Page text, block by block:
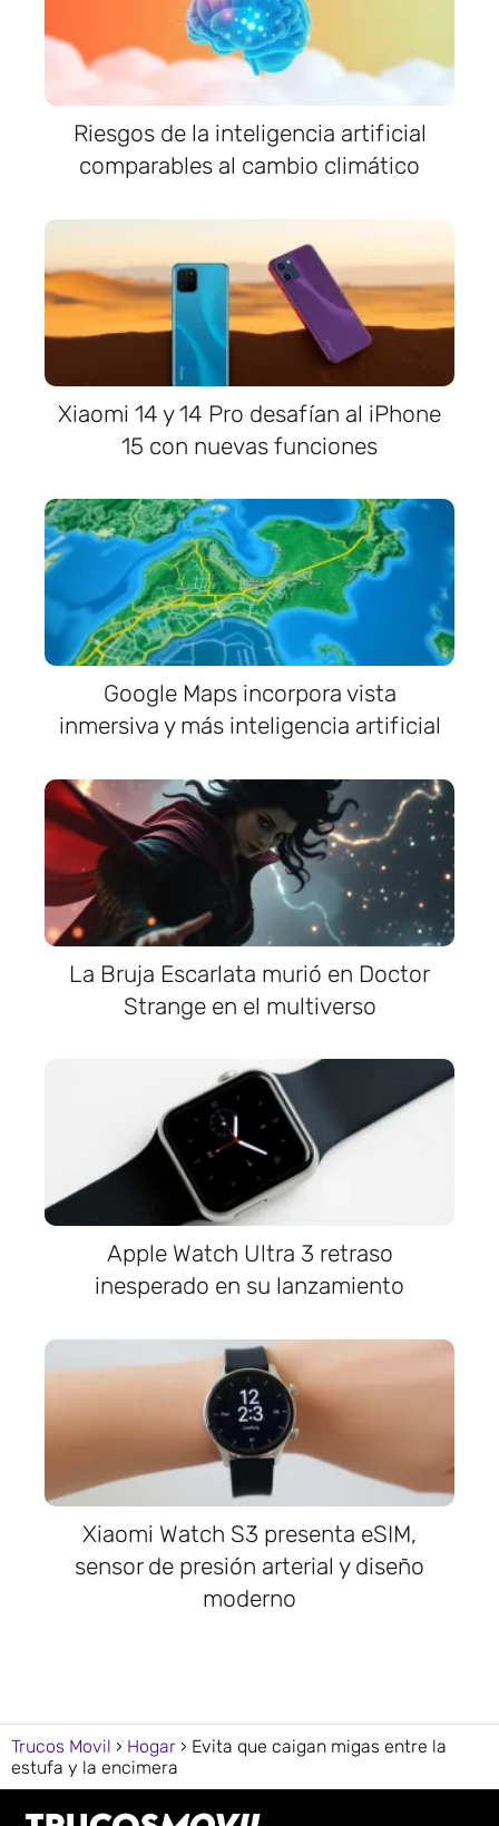
Riesgos de la inteligencia artificial
comparables al cambio climático
Xiaomi 14 y 14 Pro desafían al iPhone
15 con nuevas funciones
Google Maps incorpora vista
inmersiva y más inteligencia artificial
La Bruja Escarlata murió en Doctor
Strange en el multiverso
Apple Watch Ultra 3 retraso
inesperado en su lanzamiento
Xiaomi Watch S3 presenta eSIM,
sensor de presión arterial y diseño
moderno
Trucos Movil Hogar
Evita que caigan migas entre la
estufa y la encimera